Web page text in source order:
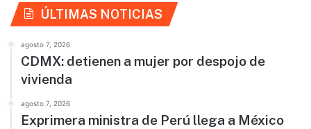
ÚLTIMAS NOTICIAS
agosto 7, 2026
CDMX: detienen a mujer por despojo de
vivienda
agosto 7, 2026
Exprimera ministra de Perú llega a México